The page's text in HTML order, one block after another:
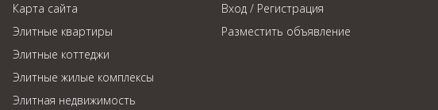
Карта сайта
Элитные квартиры
Элитные коттеджи
Элитные жилые комплексы
Элитная недвижимость
Вход / Регистрация
Разместить объявление